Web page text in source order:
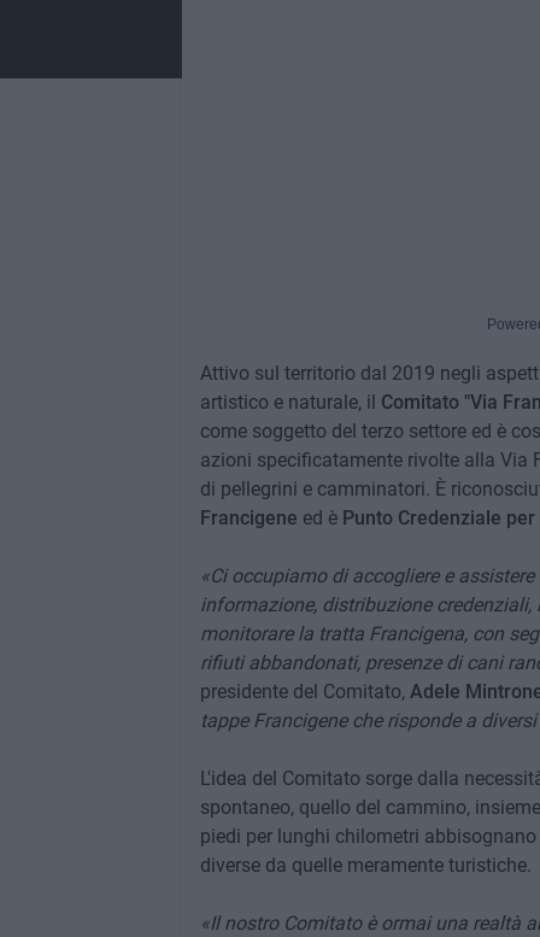
Attivo sul territorio dal 2019 negli
artistico e naturale, il Comitato "Via
come soggetto del terzo settore ed è
azioni specificatamente rivolte alla Via
di pellegrini e camminatori. È
Francigene ed è Punto Credenziale
«Ci occupiamo di accogliere e
informazione, distribuzione
monitorare la tratta Francigena, con
rifiuti abbandonati, presenze di cani
presidente del Comitato, Adele
tappe Francigene che risponde a
L'idea del Comitato sorge dalla
spontaneo, quello del cammino,
piedi per lunghi chilometri
diverse da quelle meramente turistiche.
«Il nostro Comitato è ormai una realtà